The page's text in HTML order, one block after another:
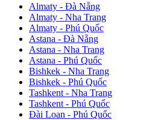
Almaty - Đà Nẵng
Almaty - Nha Trang
Almaty - Phú Quốc
Astana - Đà Nẵng
Astana - Nha Trang
Astana - Phú Quốc
Bishkek - Nha Trang
Bishkek - Phú Quốc
Tashkent - Nha Trang
Tashkent - Phú Quốc
Đài Loan - Phú Quốc